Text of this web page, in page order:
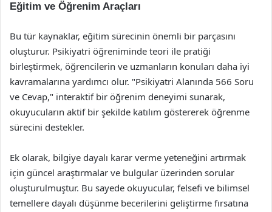
Eğitim ve Öğrenim Araçları
Bu tür kaynaklar, eğitim sürecinin önemli bir parçasını
oluşturur. Psikiyatri öğreniminde teori ile pratiği
birleştirmek, öğrencilerin ve uzmanların konuları daha iyi
kavramalarına yardımcı olur. "Psikiyatri Alanında 566 Soru
ve Cevap," interaktif bir öğrenim deneyimi sunarak,
okuyucuların aktif bir şekilde katılım göstererek öğrenme
sürecini destekler.
Ek olarak, bilgiye dayalı karar verme yeteneğini artırmak
için güncel araştırmalar ve bulgular üzerinden sorular
oluşturulmuştur. Bu sayede okuyucular, felsefi ve bilimsel
temellere dayalı düşünme becerilerini geliştirme fırsatına